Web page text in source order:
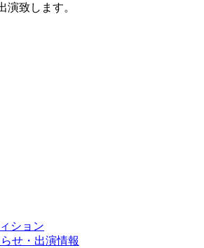
致します。
ション
せ・出演情報